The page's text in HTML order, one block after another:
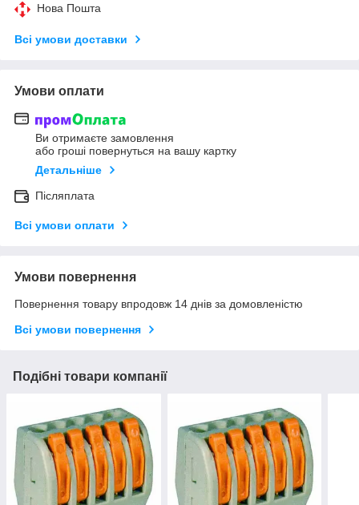
Нова Пошта
Всі умови доставки
Умови оплати
Ви отримаєте замовлення
або гроші повернуться на вашу картку
Детальніше
Післяплата
Всі умови оплати
Умови повернення
Повернення товару впродовж 14 днів за домовленістю
Всі умови повернення
Подібні товари компанії